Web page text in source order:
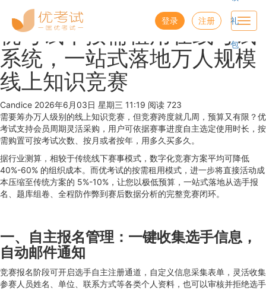
登录 注册 礼
包
优考试丨按需租用在线考试
系统，一站式落地万人规模
线上知识竞赛
Candice 2026年6月03日 星期三 11:19 阅读 723
需要筹办万人级别的线上知识竞赛，但竞赛跨度就几周，预算又有限？优
考试支持会员周期灵活采购，用户可依据赛事进度自主选定使用时长，按
需购置可按考试次数、按月或者按年，用多久买多久。
据行业测算，相较于传统线下赛事模式，数字化竞赛方案平均可降低
40%-60% 的组织成本。而优考试的按需租用模式，进一步将直接活动成
本压缩至传统方案的 5%-10%，让您以极低预算，一站式落地从选手报
名、题库组卷、全程防作弊到赛后数据分析的完整竞赛闭环。
一、自主报名管理：一键收集选手信息，
自动邮件通知
竞赛报名阶段可开启选手自主注册通道，自定义信息采集表单，灵活收集
参赛人员姓名、单位、联系方式等各类个人资料，也可以审核并拒绝选手